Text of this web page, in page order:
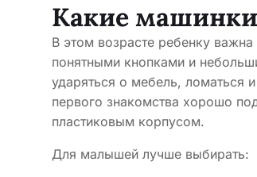
Какие машинки
В этом возрасте ребенку
понятными кнопками и
ударяться о мебель, ломаться
первого знакомства хорошо
пластиковым корпусом.
Для малышей лучше выбирать: